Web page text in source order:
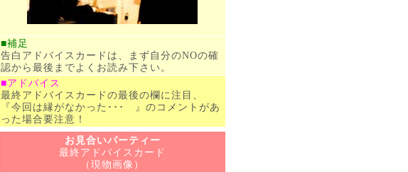
■補足
告白アドバイスカードは、まず自分のNOの確
認から最後までよくお読み下さい。
■アドバイス
最終アドバイスカードの最後の欄に注目、
『今回は縁がなかった･･･ 』のコメントがあ
った場合要注意！
お見合いパーティー
最終アドバイスカード
（現物画像）